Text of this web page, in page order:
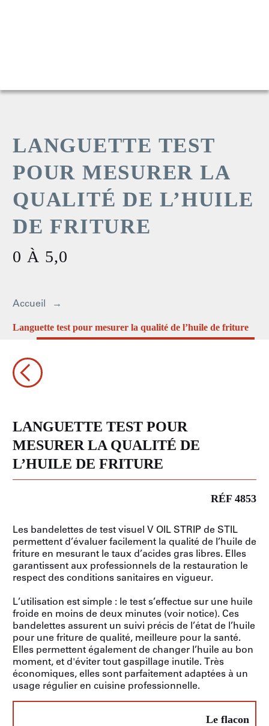
LANGUETTE TEST
POUR MESURER LA
QUALITÉ DE L’HUILE
DE FRITURE
0 À 5,0
Accueil
Languette test pour mesurer la qualité de l’huile de friture
LANGUETTE TEST POUR
MESURER LA QUALITÉ DE
L’HUILE DE FRITURE
RÉF 4853
Les bandelettes de test visuel V OIL STRIP de STIL
permettent d’évaluer facilement la qualité de l’huile de
friture en mesurant le taux d’acides gras libres. Elles
garantissent aux professionnels de la restauration le
respect des conditions sanitaires en vigueur.
L’utilisation est simple : le test s’effectue sur une huile
froide en moins de deux minutes (voir notice). Ces
bandelettes assurent un suivi précis de l’état de l’huile
pour une friture de qualité, meilleure pour la santé.
Elles permettent également de changer l’huile au bon
moment, et d'éviter tout gaspillage inutile. Très
économiques, elles sont parfaitement adaptées à un
usage régulier en cuisine professionnelle.
Le flacon